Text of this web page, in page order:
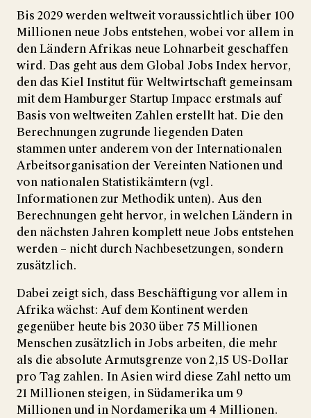
Bis 2029 werden weltweit voraussichtlich über 100
Millionen neue Jobs entstehen, wobei vor allem in
den Ländern Afrikas neue Lohnarbeit geschaffen
wird. Das geht aus dem Global Jobs Index hervor,
den das Kiel Institut für Weltwirtschaft gemeinsam
mit dem Hamburger Startup Impacc erstmals auf
Basis von weltweiten Zahlen erstellt hat. Die den
Berechnungen zugrunde liegenden Daten
stammen unter anderem von der Internationalen
Arbeitsorganisation der Vereinten Nationen und
von nationalen Statistikämtern (vgl.
Informationen zur Methodik unten). Aus den
Berechnungen geht hervor, in welchen Ländern in
den nächsten Jahren komplett neue Jobs entstehen
werden – nicht durch Nachbesetzungen, sondern
zusätzlich.
Dabei zeigt sich, dass Beschäftigung vor allem in
Afrika wächst: Auf dem Kontinent werden
gegenüber heute bis 2030 über 75 Millionen
Menschen zusätzlich in Jobs arbeiten, die mehr
als die absolute Armutsgrenze von 2,15 US-Dollar
pro Tag zahlen. In Asien wird diese Zahl netto um
21 Millionen steigen, in Südamerika um 9
Millionen und in Nordamerika um 4 Millionen.